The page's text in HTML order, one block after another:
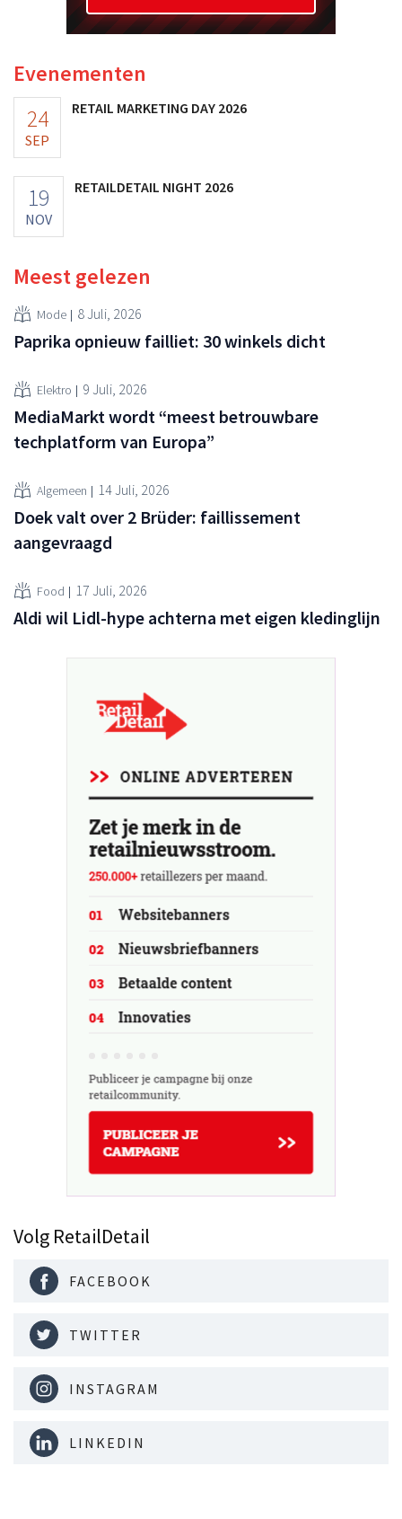
Evenementen
24
SEP
RETAIL MARKETING DAY 2026
19
NOV
RETAILDETAIL NIGHT 2026
Meest gelezen
Mode 8 Juli, 2026
Paprika opnieuw failliet: 30 winkels dicht
Elektro 9 Juli, 2026
MediaMarkt wordt “meest betrouwbare
techplatform van Europa”
Algemeen 14 Juli, 2026
Doek valt over 2 Brüder: faillissement
aangevraagd
Food 17 Juli, 2026
Aldi wil Lidl-hype achterna met eigen kledinglijn
Volg RetailDetail
FACEBOOK
TWITTER
INSTAGRAM
LINKEDIN